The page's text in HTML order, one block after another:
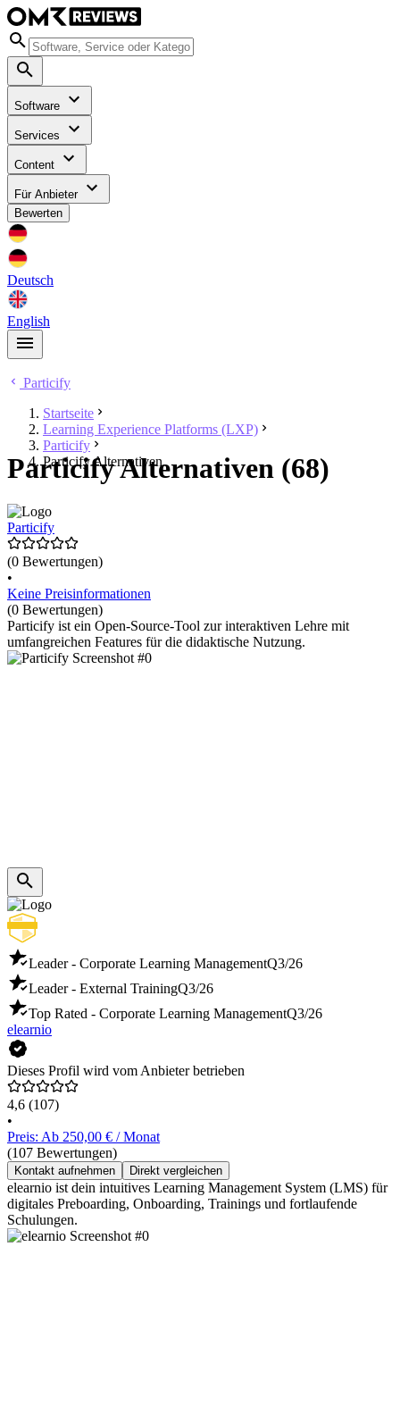
Software
Services
Content
Für Anbieter
Bewerten
Deutsch
English
Particify
Startseite
Learning Experience Platforms (LXP)
Particify
Particify Alternativen
Particify Alternativen (68)
Particify
(0 Bewertungen)
•
Keine Preisinformationen
(0 Bewertungen)
Particify ist ein Open-Source-Tool zur interaktiven Lehre mit
umfangreichen Features für die didaktische Nutzung.
Leader - Corporate Learning ManagementQ3/26
Leader - External TrainingQ3/26
Top Rated - Corporate Learning ManagementQ3/26
elearnio
Dieses Profil wird vom Anbieter betrieben
4,6 (107)
•
Preis: Ab 250,00 € / Monat
(107 Bewertungen)
Kontakt aufnehmen Direkt vergleichen
elearnio ist dein intuitives Learning Management System (LMS) für
digitales Preboarding, Onboarding, Trainings und fortlaufende
Schulungen.